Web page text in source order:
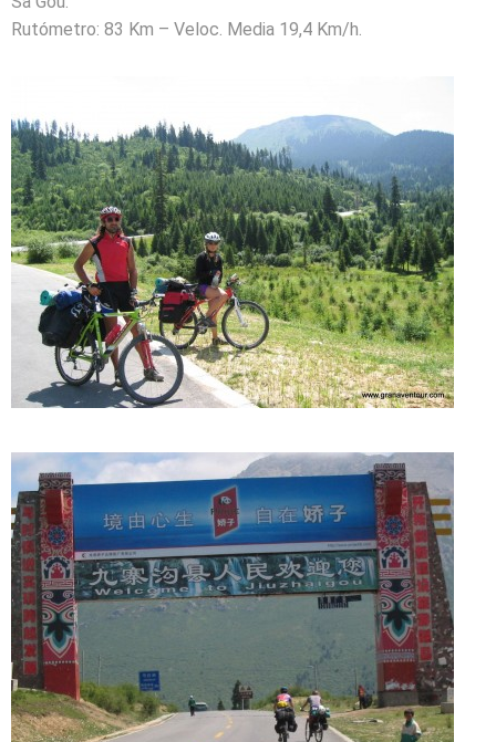
Rutómetro: 83 Km – Veloc. Media 19,4 Km/h.